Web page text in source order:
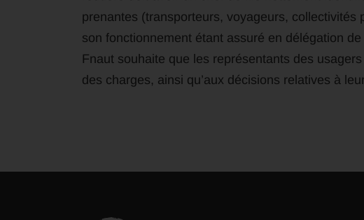
prenantes (transporteurs, voyageurs,
son fonctionnement étant assuré en délégation
Fnaut souhaite que les représentants des
des charges, ainsi qu’aux décisions relatives à